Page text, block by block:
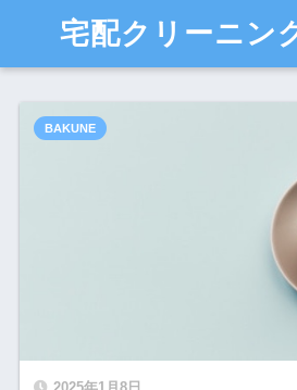
宅配クリーニン
BAKUNE